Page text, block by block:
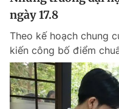
ngày 17.8
Theo kế hoạch chung
kiến công bố điểm